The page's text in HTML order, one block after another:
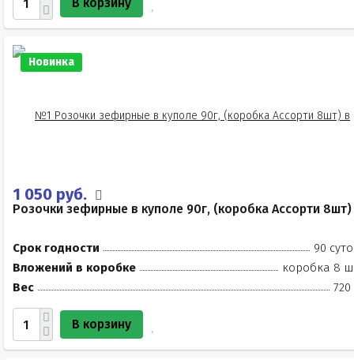
Новинка
1 050 руб.
Розочки зефирные в куполе 90г, (коробка Ассорти 8шт)
Срок годности
90
Вложений в коробке
коробка 8
Вес
720
В корзину